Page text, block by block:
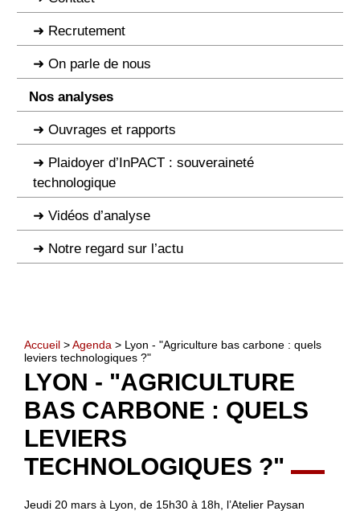
Recrutement
On parle de nous
Nos analyses
Ouvrages et rapports
Plaidoyer d’InPACT : souveraineté
technologique
Vidéos d’analyse
Notre regard sur l’actu
Accueil >Agenda > Lyon - "Agriculture bas carbone : quels
leviers technologiques ?"
LYON - "AGRICULTURE
BAS CARBONE : QUELS
LEVIERS
TECHNOLOGIQUES ?"
Jeudi 20 mars à Lyon, de 15h30 à 18h, l’Atelier Paysan